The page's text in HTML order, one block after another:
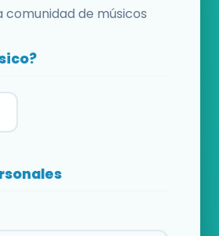
comunidad de músicos